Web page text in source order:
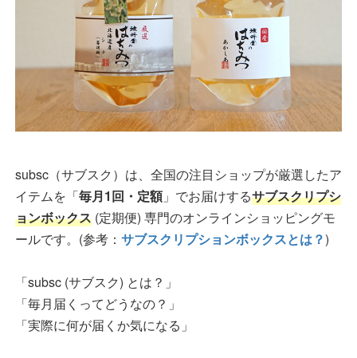
subsc（サブスク）は、全国の注目ショップが厳選したア
イテムを「毎月1回・定額」でお届けするサブスクリプシ
ョンボックス (定期便) 専門のオンラインショッピングモ
ールです。(参考： サブスクリプションボックスとは？)
「subsc (サブスク) とは？」
「毎月届くってどうなの？」
「実際に何が届くか気になる」